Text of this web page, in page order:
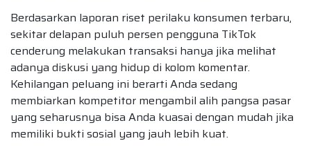
Berdasarkan laporan riset perilaku konsumen terbaru,
sekitar delapan puluh persen pengguna TikTok
cenderung melakukan transaksi hanya jika melihat
adanya diskusi yang hidup di kolom komentar.
Kehilangan peluang ini berarti Anda sedang
membiarkan kompetitor mengambil alih pangsa pasar
yang seharusnya bisa Anda kuasai dengan mudah jika
memiliki bukti sosial yang jauh lebih kuat.